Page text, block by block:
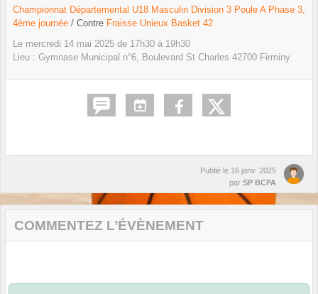
Championnat Départemental U18 Masculin Division 3 Poule A Phase 3,
4ème journée / Contre Fraisse Unieux Basket 42
Le mercredi 14 mai 2025 de 17h30 à 19h30
Lieu : Gymnase Municipal n°6, Boulevard St Charles 42700 Firminy
Publié le 16 janv. 2025
par SP BCPA
COMMENTEZ L’ÉVÈNEMENT